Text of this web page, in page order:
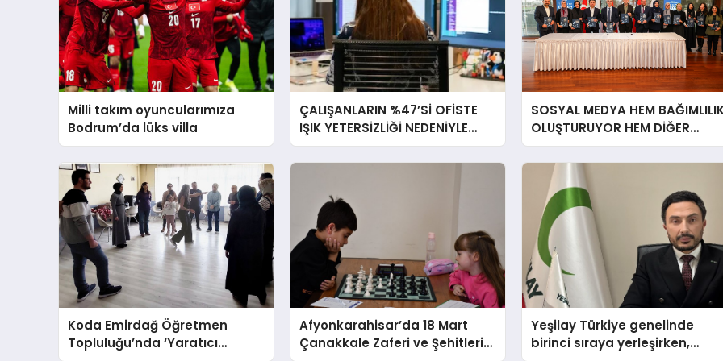
Milli takım oyuncularımıza
Bodrum’da lüks villa
ÇALIŞANLARIN %47’Sİ OFİSTE
IŞIK YETERSİZLİĞİ NEDENİYLE
YORGUN HİSSEDİYOR
SOSYAL MEDYA HEM
OLUŞTURUYOR HEM DİĞER
BAĞIMLILIKLARA ZEMİN
HAZIRLIYOR”
Koda Emirdağ Öğretmen
Topluluğu’nda ‘Yaratıcı
Afyonkarahisar’da 18 Mart
Çanakkale Zaferi ve Şehitleri
Yeşilay Türkiye genelinde
birinci sıraya yerleşirken,